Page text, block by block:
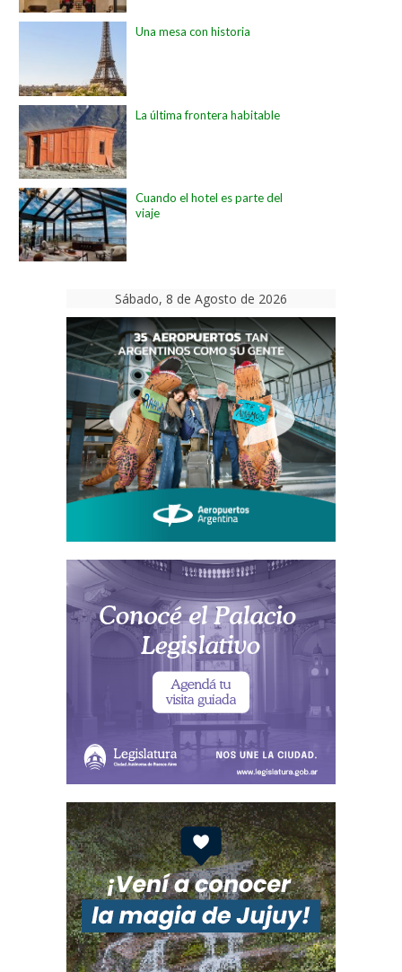
Una mesa con historia
La última frontera habitable
Cuando el hotel es parte del
viaje
Sábado, 8 de Agosto de 2026